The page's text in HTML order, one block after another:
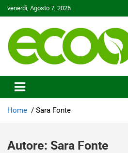
to
venerdì, Agosto 7, 2026
Ecoo.it
Home Sara Fonte
Autore: Sara Fonte